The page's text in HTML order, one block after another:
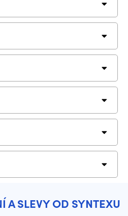
A SLEVY OD SYNTEXU